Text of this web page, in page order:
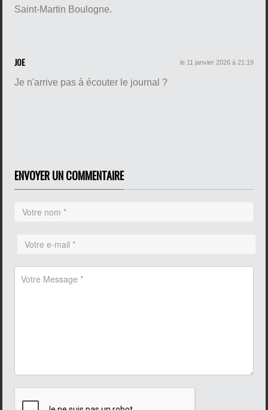
Saint-Martin Boulogne.
JOE le 11 janvier 2026 à 21:19
Je n'arrive pas à écouter le journal ?
ENVOYER UN COMMENTAIRE